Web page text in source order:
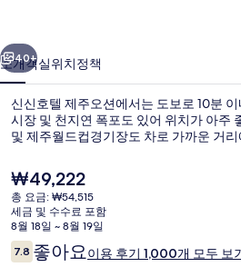
션
의
사
진
갤
러
리
유럽
다음
40+
소개객실위치정책
신신호텔 제주오션에서는 도보로 10분
시장 및 천지연 폭포도 있어 위치가 아주
및 제주월드컵경기장도 차로 가까운 거
현
재
가
격
은
₩49,222
₩49,222
총 요금: ₩54,515
세금 및 수수료 포함
8월 18일 ~ 8월 19일
이
용
7.810점 만점 중 7.8점.
좋아요이용 후기 1,000개 모두 보